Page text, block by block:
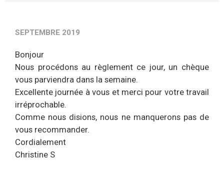
SEPTEMBRE 2019
Bonjour
Nous procédons au règlement ce jour, un chèque
vous parviendra dans la semaine.
Excellente journée à vous et merci pour votre travail
irréprochable.
Comme nous disions, nous ne manquerons pas de
vous recommander.
Cordialement
Christine S